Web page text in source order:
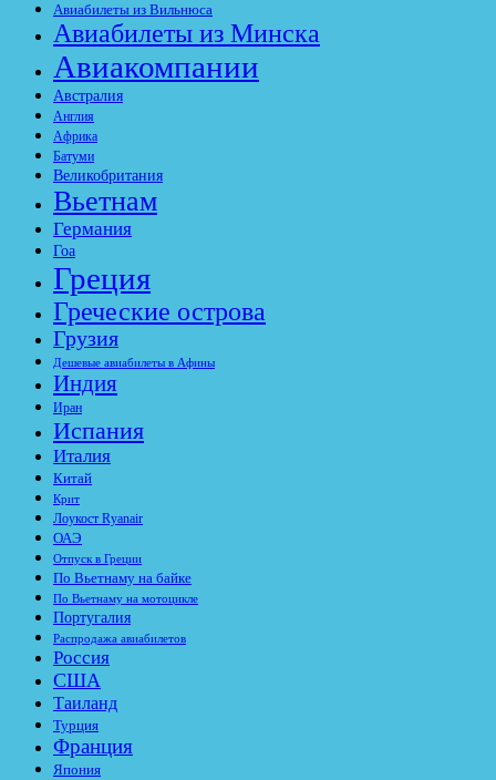
Авиабилеты из Вильнюса
Авиабилеты из Минска
Авиакомпании
Австралия
Англия
Африка
Батуми
Великобритания
Вьетнам
Германия
Гоа
Греция
Греческие острова
Грузия
Дешевые авиабилеты в Афины
Индия
Иран
Испания
Италия
Китай
Крит
Лоукост Ryanair
ОАЭ
Отпуск в Греции
По Вьетнаму на байке
По Вьетнаму на мотоцикле
Португалия
Распродажа авиабилетов
Россия
США
Таиланд
Турция
Франция
Япония